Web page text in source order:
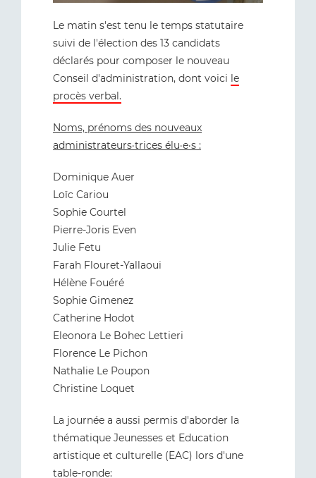
Le matin s'est tenu le temps statutaire
suivi de l'élection des 13 candidats
déclarés pour composer le nouveau
Conseil d'administration, dont voici le
procès verbal.
Noms, prénoms des nouveaux
administrateurs·trices élu·e·s :
Dominique Auer
Loïc Cariou
Sophie Courtel
Pierre-Joris Even
Julie Fetu
Farah Flouret-Yallaoui
Hélène Fouéré
Sophie Gimenez
Catherine Hodot
Eleonora Le Bohec Lettieri
Florence Le Pichon
Nathalie Le Poupon
Christine Loquet
La journée a aussi permis d'aborder la
thématique Jeunesses et Education
artistique et culturelle (EAC) lors d'une
table-ronde: